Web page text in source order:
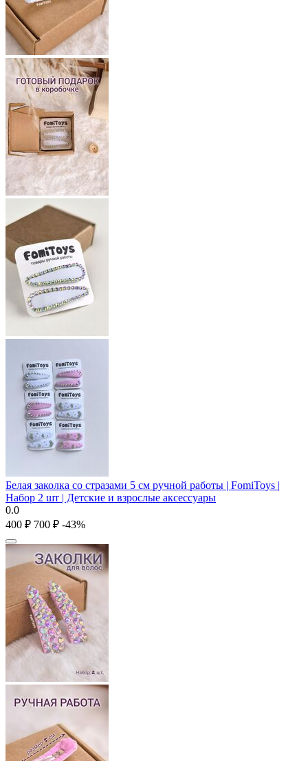
Белая заколка со стразами 5 см ручной работы | FomiToys |
Набор 2 шт | Детские и взрослые аксессуары
0.0
‍400‍ ₽ ‍700‍ ₽ -43%